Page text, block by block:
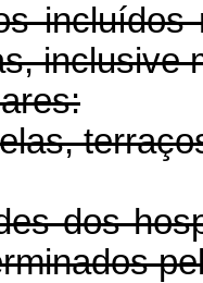
inclusive
dos